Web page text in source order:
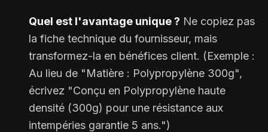
Quel est l'avantage unique ? Ne copiez pas
la fiche technique du fournisseur, mais
transformez-la en bénéfices client. (Exemple :
Au lieu de "Matière : Polypropylène 300g",
écrivez "Conçu en Polypropylène haute
densité (300g) pour une résistance aux
intempéries garantie 5 ans.")